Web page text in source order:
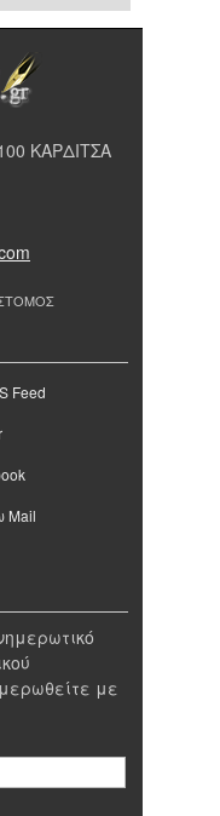
ΚΑΡΔΙΤΣΑ
Feed
Mail
με